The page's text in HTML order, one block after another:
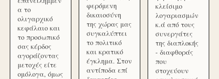
α το
ολιγαρχικό
κεφάλαιο και
το προσωπικό
σας κέρδος
αγοράζοντας
μετοχές είτε
ομόλογα, όμως
φερόμενη
δικαιοσύνη
της χώρας μας
συγκαλύπτει
το πολιτικό
και κρατικό
έγκλημα. Στον
αντίποδα επί
κλείσιμο
λογαριασμών
κ.ά από τους
συνεργάτες
της διαπλοκής
- διαφθοράς
που
στοχεύουν